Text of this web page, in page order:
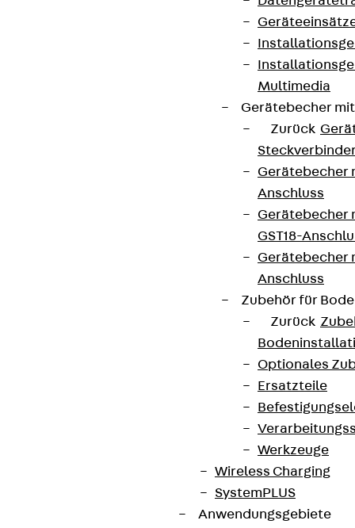
Multimedia
Gerätebecher
Zurück
Gerätebecher
Anschluss
Gerätebecher
GST18-
Gerätebecher
Anschluss
Zubehör für
Zurück
Optionales
Ersatzteile
Werkzeuge
Wireless Charging
SystemPLUS
Anwendungsgebiete